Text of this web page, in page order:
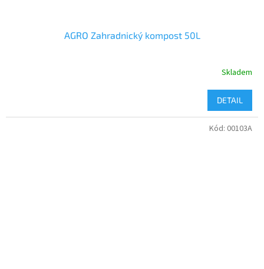
AGRO Zahradnický kompost 50L
Skladem
DETAIL
Kód: 00103A